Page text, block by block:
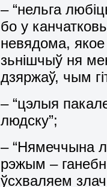
– “нельга
бо у
невядома,
зьнішчыў ня
дзяржаў, чым
– “цэлыя
людску”;
– “Нямеччына
рэжым –
ўсхваляем